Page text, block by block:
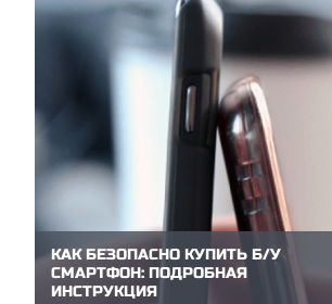
КАК БЕЗОПАСНО КУПИТЬ Б/У
СМАРТФОН: ПОДРОБНАЯ
ИНСТРУКЦИЯ